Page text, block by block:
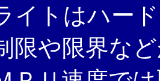
トはハー
限や限界な